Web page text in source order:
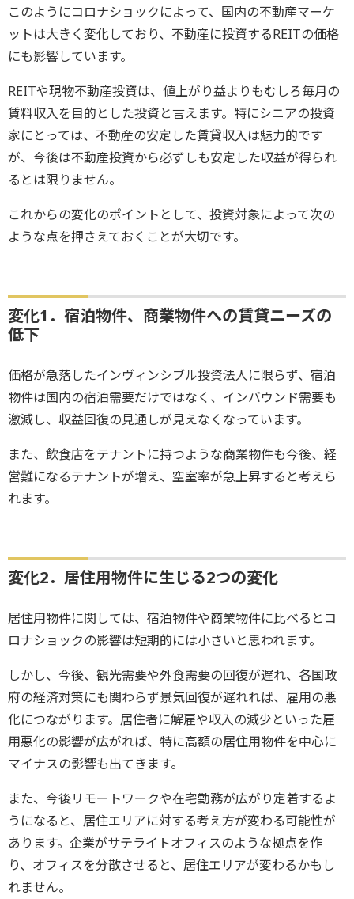
このようにコロナショックによって、国内の不動産マーケ
ットは大きく変化しており、不動産に投資するREITの価格
にも影響しています。
REITや現物不動産投資は、値上がり益よりもむしろ毎月の
賃料収入を目的とした投資と言えます。特にシニアの投資
家にとっては、不動産の安定した賃貸収入は魅力的です
が、今後は不動産投資から必ずしも安定した収益が得られ
るとは限りません。
これからの変化のポイントとして、投資対象によって次の
ような点を押さえておくことが大切です。
変化1．宿泊物件、商業物件への賃貸ニーズの
低下
価格が急落したインヴィンシブル投資法人に限らず、宿泊
物件は国内の宿泊需要だけではなく、インバウンド需要も
激減し、収益回復の見通しが見えなくなっています。
また、飲食店をテナントに持つような商業物件も今後、経
営難になるテナントが増え、空室率が急上昇すると考えら
れます。
変化2．居住用物件に生じる2つの変化
居住用物件に関しては、宿泊物件や商業物件に比べるとコ
ロナショックの影響は短期的には小さいと思われます。
しかし、今後、観光需要や外食需要の回復が遅れ、各国政
府の経済対策にも関わらず景気回復が遅れれば、雇用の悪
化につながります。居住者に解雇や収入の減少といった雇
用悪化の影響が広がれば、特に高額の居住用物件を中心に
マイナスの影響も出てきます。
また、今後リモートワークや在宅勤務が広がり定着するよ
うになると、居住エリアに対する考え方が変わる可能性が
あります。企業がサテライトオフィスのような拠点を作
り、オフィスを分散させると、居住エリアが変わるかもし
れません。